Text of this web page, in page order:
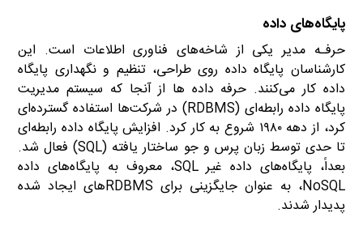
پایگاه‌های داده
حرفـه مدیر یکی از شاخه‌های فناوری اطلاعات است. این
کارشناسان پایگاه داده روی طراحی، تنظیم و نگهداری پایگاه
داده کار می‌کنند. حرفه داده ها از آنجا که سیستم مدیریت
پایگاه داده رابطه‌ای (RDBMS) در شرکت‌ها استفاده گسترده‌ای
کرد، از دهه ۱۹۸۰ شروع به کار کرد. افزایش پایگاه داده رابطه‌ای
تا حدی توسط زبان پرس و جو ساختار یافته (SQL) فعال شد.
بعداً، پایگاه‌های داده غیر SQL، معروف به پایگاه‌های داده
NoSQL، به عنوان جایگزینی برای RDBMSهای ایجاد شده
پدیدار شدند.